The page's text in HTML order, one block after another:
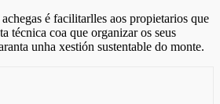
é facilitarlles aos propietarios que
técnica coa que organizar os seus
unha xestión sustentable do monte.